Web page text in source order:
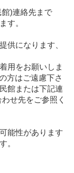
)連絡先まで
す。
供になります、
用をお願いしま
方はご遠慮下さ
館または下記連
せ先をご参照く
能性があります
。